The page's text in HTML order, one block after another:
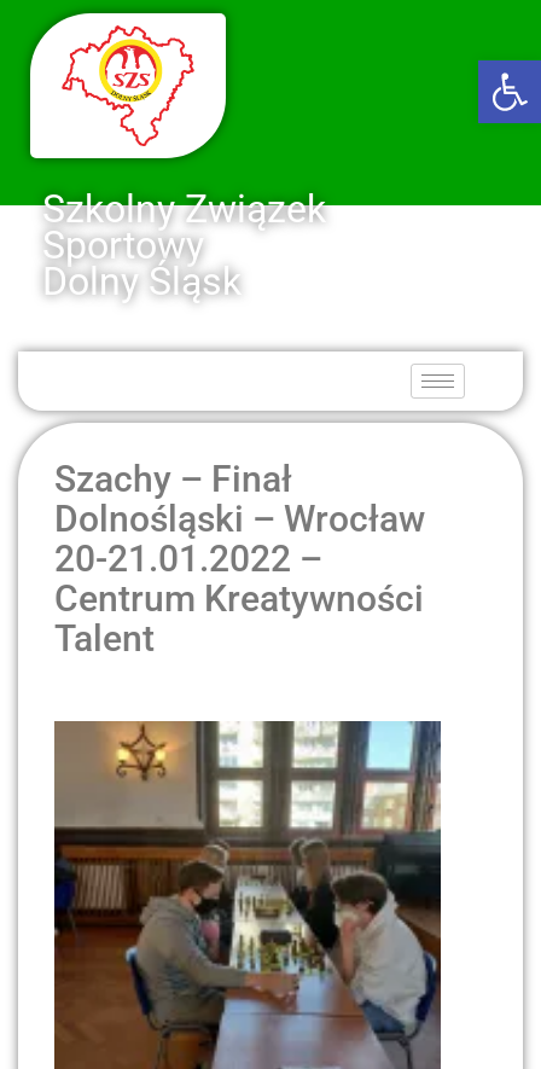
Szkolny Związek
Sportowy
Dolny Śląsk
Szachy – Finał
Dolnośląski – Wrocław
20-21.01.2022 –
Centrum Kreatywności
Talent